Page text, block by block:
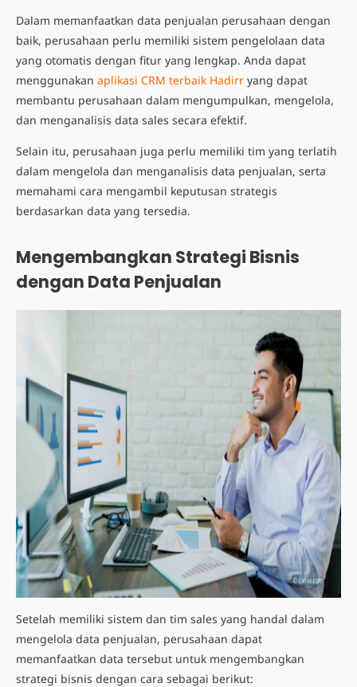
Dalam memanfaatkan data penjualan perusahaan dengan
baik, perusahaan perlu memiliki sistem pengelolaan data
yang otomatis dengan fitur yang lengkap. Anda dapat
menggunakan aplikasi CRM terbaik Hadirr yang dapat
membantu perusahaan dalam mengumpulkan, mengelola,
dan menganalisis data sales secara efektif.
Selain itu, perusahaan juga perlu memiliki tim yang terlatih
dalam mengelola dan menganalisis data penjualan, serta
memahami cara mengambil keputusan strategis
berdasarkan data yang tersedia.
Mengembangkan Strategi Bisnis
dengan Data Penjualan
Setelah memiliki sistem dan tim sales yang handal dalam
mengelola data penjualan, perusahaan dapat
memanfaatkan data tersebut untuk mengembangkan
strategi bisnis dengan cara sebagai berikut: